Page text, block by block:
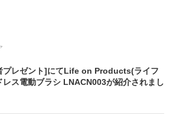
プレゼント]にてLife on Products(ライフ
ス電動ブラシ LNACN003が紹介されまし